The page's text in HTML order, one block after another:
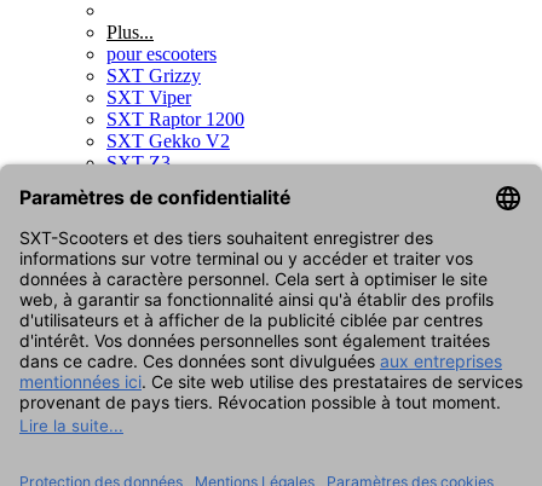
Plus...
pour escooters
SXT Grizzy
SXT Viper
SXT Raptor 1200
SXT Gekko V2
SXT Z3
SXT Yadea C1S
SXT Sonix
SXT Raptor V3
SXT Gekko V3
pour trottinettes enfants
SXT Duo
pour vélos électriques
SXT Velox
SXT Velox MAX
pour planches à roulettes
SXT Board